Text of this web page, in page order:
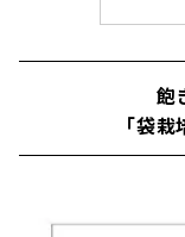
飽
「袋